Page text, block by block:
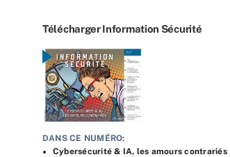
Télécharger Information Sécurité
DANS CE NUMÉRO:
Cybersécurité & IA, les amours contrariés